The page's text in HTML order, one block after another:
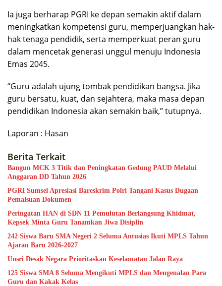
Ia juga berharap PGRI ke depan semakin aktif dalam
meningkatkan kompetensi guru, memperjuangkan hak-
hak tenaga pendidik, serta memperkuat peran guru
dalam mencetak generasi unggul menuju Indonesia
Emas 2045.
“Guru adalah ujung tombak pendidikan bangsa. Jika
guru bersatu, kuat, dan sejahtera, maka masa depan
pendidikan Indonesia akan semakin baik,” tutupnya.
Laporan : Hasan
Berita Terkait
Bangun MCK 3 Titik dan Peningkatan Gedung PAUD Melalui
Anggaran DD Tahun 2026
PGRI Sumsel Apresiasi Bareskrim Polri Tangani Kasus Dugaan
Pemalsuan Dokumen
Peringatan HAN di SDN 11 Pemulutan Berlangsung Khidmat,
Kepsek Minta Guru Tanamkan Jiwa Disiplin
242 Siswa Baru SMA Negeri 2 Seluma Antusias Ikuti MPLS Tahun
Ajaran Baru 2026-2027
Unsri Desak Negara Prioritaskan Keselamatan Jalan Raya
125 Siswa SMA 8 Seluma Mengikuti MPLS dan Mengenalan Para
Guru dan Kakak Kelas